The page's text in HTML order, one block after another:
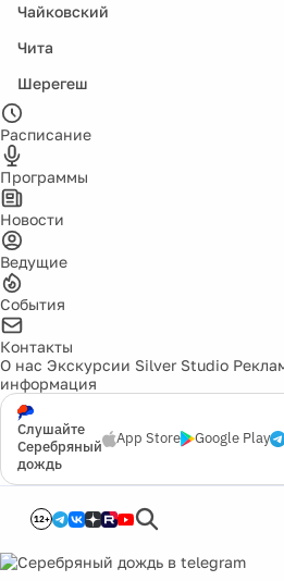
Чайковский
Чита
Шерегеш
Расписание
Программы
Новости
Ведущие
События
Контакты
О нас Экскурсии Silver Studio
информация
Слушайте
Серебряный
дождь
App Store Google Play
12+